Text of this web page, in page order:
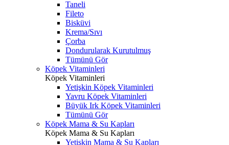
Taneli
Fileto
Bisküvi
Krema/Sıvı
Çorba
Dondurularak Kurutulmuş
Tümünü Gör
Köpek Vitaminleri
Köpek Vitaminleri
Yetişkin Köpek Vitaminleri
Yavru Köpek Vitaminleri
Büyük Irk Köpek Vitaminleri
Tümünü Gör
Köpek Mama & Su Kapları
Köpek Mama & Su Kapları
Yetişkin Mama & Su Kapları